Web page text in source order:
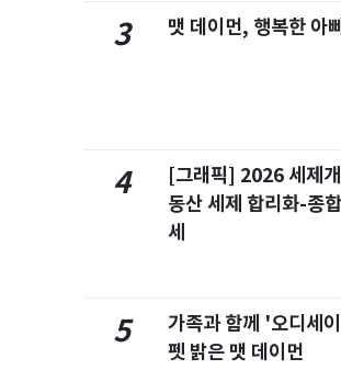
3 맷 데이먼, 행복한 아
4
[그래픽] 2026 세제
동산 세제 합리화-종
세
5
가족과 함께 '오디세
펫 밝은 맷 데이먼